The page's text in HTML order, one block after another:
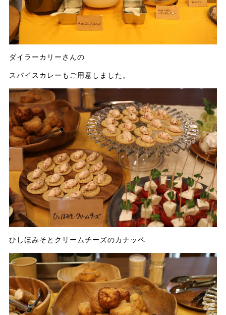
ダイラーカリーさんの
スパイスカレーもご用意しました。
ひしほみそとクリームチーズのカナッペ